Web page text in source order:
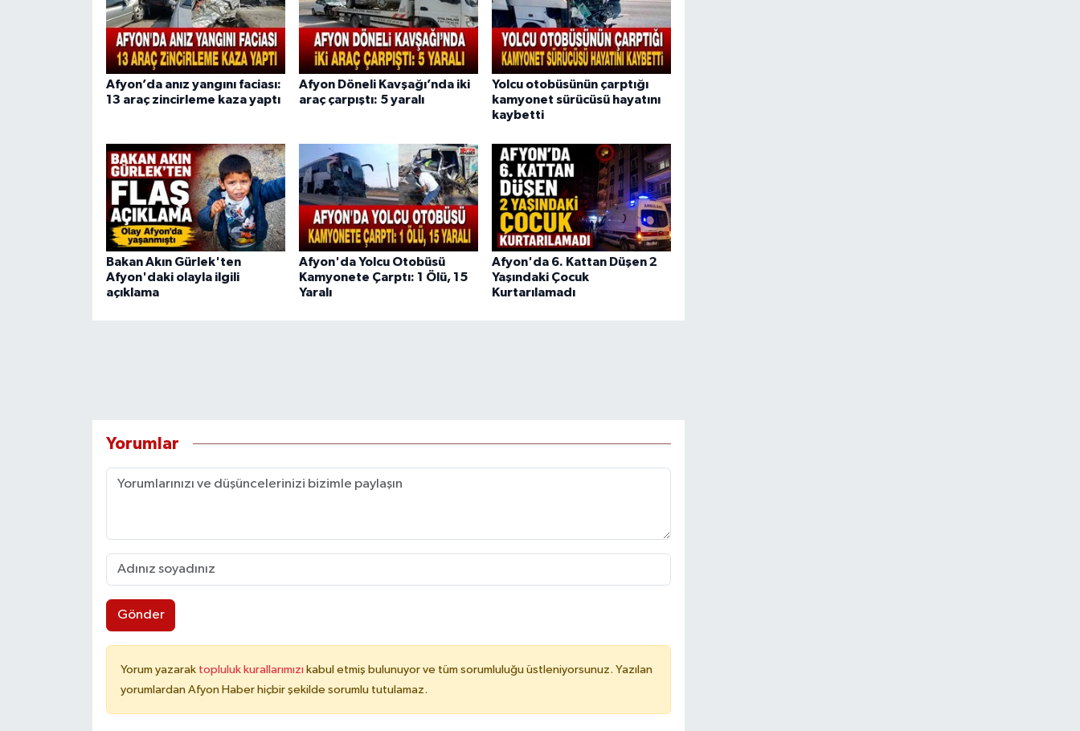
Afyon’da anız yangını faciası:
13 araç zincirleme kaza yaptı
Afyon Döneli Kavşağı’nda iki
araç çarpıştı: 5 yaralı
Yolcu otobüsünün çarptığı
kamyonet sürücüsü hayatını
kaybetti
Bakan Akın Gürlek'ten
Afyon'daki olayla ilgili
açıklama
Afyon'da Yolcu Otobüsü
Kamyonete Çarptı: 1 Ölü, 15
Yaralı
Afyon'da 6. Kattan Düşen 2
Yaşındaki Çocuk
Kurtarılamadı
Yorumlar
Gönder
Yorum yazarak topluluk kurallarımızı kabul etmiş bulunuyor ve tüm sorumluluğu üstleniyorsunuz. Yazılan
yorumlardan Afyon Haber hiçbir şekilde sorumlu tutulamaz.